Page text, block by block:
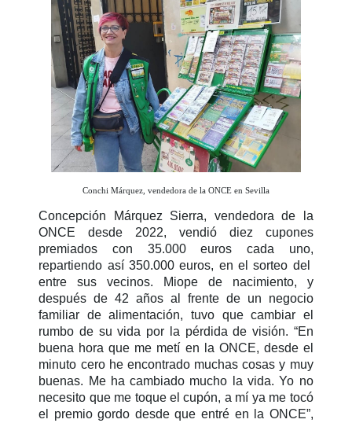
Conchi Márquez, vendedora de la ONCE en Sevilla
Concepción Márquez Sierra, vendedora de la
ONCE desde 2022, vendió diez cupones
premiados con 35.000 euros cada uno,
repartiendo así 350.000 euros, en el sorteo del
entre sus vecinos. Miope de nacimiento, y
después de 42 años al frente de un negocio
familiar de alimentación, tuvo que cambiar el
rumbo de su vida por la pérdida de visión. “En
buena hora que me metí en la ONCE, desde el
minuto cero he encontrado muchas cosas y muy
buenas. Me ha cambiado mucho la vida. Yo no
necesito que me toque el cupón, a mí ya me tocó
el premio gordo desde que entré en la ONCE”,